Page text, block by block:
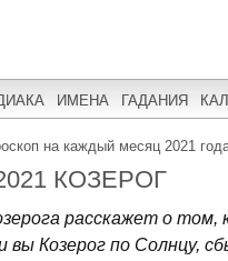
ИМЕНА ГАДАНИЯ
на каждый месяц 2021
КОЗЕРОГ
расскажет о
вы Козерог по Солнцу,